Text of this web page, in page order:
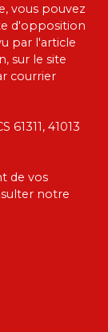
vous pouvez
d'opposition
par l'article
sur le site
courrier
61311, 41013
de vos
notre